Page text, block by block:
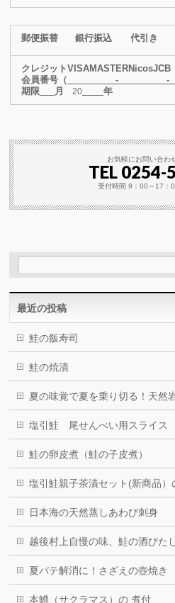
郵便振替 銀行振込 代引き
クレジットVISAMASTERNicosJCB
会員番号（ -
期限
月 20 年
お気軽にお問い合わ
TEL 0254-
受付時間 9：00～17：
最近の投稿
鮭の飯寿司
鮭の焼漬
夏の味覚で夏を乗り切る！天然
塩引鮭 尾せんべい用スライス
鮭の卵皮煮（鮭の子皮煮）
塩引鮭親子茶漬セット(新商品）
日本海の天然蒸しあわび刺身
越後村上自慢の味、鮭の酒びた
夏バテ解消に！さざえの壺焼き
本鱒（サクラマス）の 煮付